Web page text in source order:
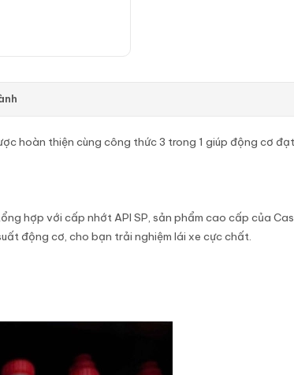
hoàn thiện cùng công thức 3 trong 1 giúp động cơ
hợp với cấp nhớt API SP, sản phẩm cao cấp của
động cơ, cho bạn trải nghiệm lái xe cực chất.